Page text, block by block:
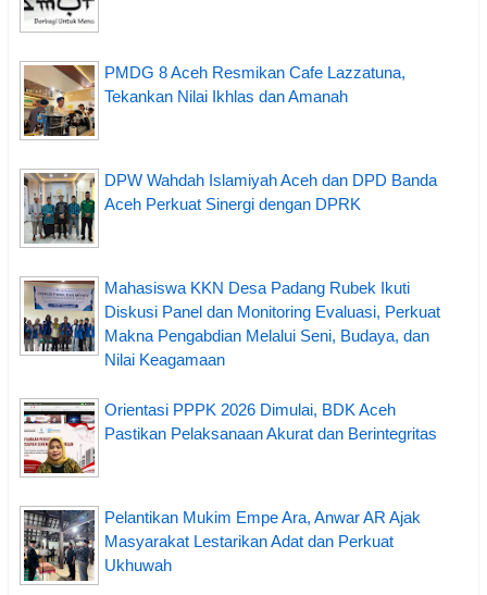
PMDG 8 Aceh Resmikan Cafe Lazzatuna,
Tekankan Nilai Ikhlas dan Amanah
DPW Wahdah Islamiyah Aceh dan DPD Banda
Aceh Perkuat Sinergi dengan DPRK
Mahasiswa KKN Desa Padang Rubek Ikuti
Diskusi Panel dan Monitoring Evaluasi, Perkuat
Makna Pengabdian Melalui Seni, Budaya, dan
Nilai Keagamaan
Orientasi PPPK 2026 Dimulai, BDK Aceh
Pastikan Pelaksanaan Akurat dan Berintegritas
Pelantikan Mukim Empe Ara, Anwar AR Ajak
Masyarakat Lestarikan Adat dan Perkuat
Ukhuwah